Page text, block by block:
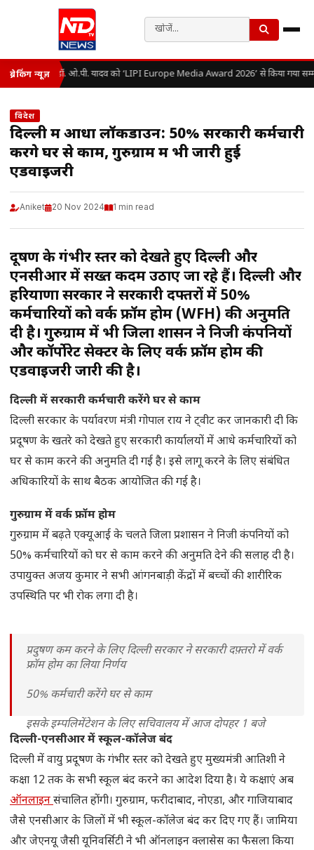
ब्रेकिंग न्यूज़ डॉ. ओ.पी. यादव को ‘LIPI Europe Media Award 2026’ से किया गया
विदेश
दिल्ली में आधा लॉकडाउन: 50% सरकारी कर्मचारी
करेंगे घर से काम, गुरुग्राम में भी जारी हुई
एडवाइजरी
Aniket 20 Nov 2024 1 min read
प्रदूषण के गंभीर स्तर को देखते हुए दिल्ली और
एनसीआर में सख्त कदम उठाए जा रहे हैं। दिल्ली और
हरियाणा सरकार ने सरकारी दफ्तरों में 50%
कर्मचारियों को वर्क फ्रॉम होम (WFH) की अनुमति
दी है। गुरुग्राम में भी जिला प्रशासन ने निजी कंपनियों
और कॉर्पोरेट सेक्टर के लिए वर्क फ्रॉम होम की
एडवाइजरी जारी की है।
दिल्ली में सरकारी कर्मचारी करेंगे घर से काम
दिल्ली सरकार के पर्यावरण मंत्री गोपाल राय ने ट्वीट कर जानकारी दी कि
प्रदूषण के खतरे को देखते हुए सरकारी कार्यालयों में आधे कर्मचारियों को
घर से काम करने की अनुमति दी गई है। इसे लागू करने के लिए संबंधित
अधिकारियों के साथ बैठक आयोजित की गई है।
गुरुग्राम में वर्क फ्रॉम होम
गुरुग्राम में बढ़ते एक्यूआई के चलते जिला प्रशासन ने निजी कंपनियों को
50% कर्मचारियों को घर से काम करने की अनुमति देने की सलाह दी है।
उपायुक्त अजय कुमार ने सभी आंगनबाड़ी केंद्रों में बच्चों की शारीरिक
उपस्थिति पर भी रोक लगा दी है।
प्रदुषण कम करने के लिए दिल्ली सरकार ने सरकारी दफ़्तरो में वर्क
फ्रॉम होम का लिया निर्णय
50% कर्मचारी करेंगे घर से काम
इसके इम्पलिमेंटेशन के लिए सचिवालय में आज दोपहर 1 बजे
अधिकारियों के साथ होगी बैठक
— Gopal Rai (@AapKaGopalRai) November 20,
2024
दिल्ली-एनसीआर में स्कूल-कॉलेज बंद
दिल्ली में वायु प्रदूषण के गंभीर स्तर को देखते हुए मुख्यमंत्री आतिशी ने
कक्षा 12 तक के सभी स्कूल बंद करने का आदेश दिया है। ये कक्षाएं अब
ऑनलाइनसंचालित होंगी। गुरुग्राम, फरीदाबाद, नोएडा, और गाजियाबाद
जैसे एनसीआर के जिलों में भी स्कूल-कॉलेज बंद कर दिए गए हैं। जामिया
और जेएनयू जैसी यूनिवर्सिटी ने भी ऑनलाइन क्लासेस का फैसला किया